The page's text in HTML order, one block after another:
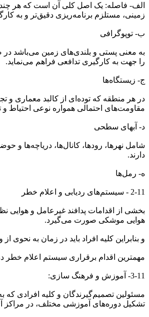
الف- فاصله: یک اصل کلی آن است که هر چند
زمینی، مستلزم برنامه‌ریزی دقیق‌تر و به
ب- توپوگرافی
به معنی پستی و بلندی‌های زمین می‌باشد
را جهت به کارگیری تدافعی فراهم می‌نماید.
ج- زیستگاه‌ها
در هر منطقه که توده‌ای از کالبد معماری و
مقاومت‌های احتمالی همواره نوعی احتیاط و
د- آبهای سطحی
شامل نهرها، رودها، کانال‌ها، دریاچه‌ها
دارند.
ه- رمل‌ها
2-11 - سیستم‌های ردیابی و اعلام خطر
بخشی از اقدامات پدافند غیرعامل و هوایی
هوایی موشکی صورت می‌گیرد.
و بنابراین کلیه افراد باید در زمان به نحوی
مهمترین اقدام برقراری سیستم اعلام خطر
3-11- آموزش و فرهنگ سازی:
مسئولین تصمیم‌گیرندگان و کلیه افرادی که
تشکیل دوره‌های آموزشی مختلف، در